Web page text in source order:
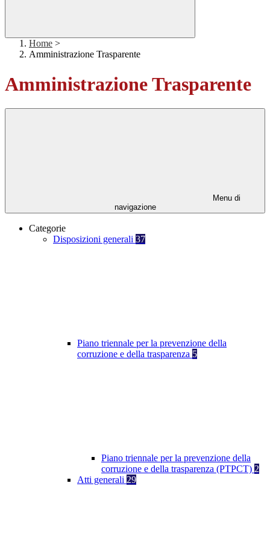
Home >
Amministrazione Trasparente
Amministrazione Trasparente
Menu di
navigazione
Categorie
Disposizioni generali 37
Piano triennale per la prevenzione della
corruzione e della trasparenza 5
Piano triennale per la prevenzione della
corruzione e della trasparenza (PTPCT) 2
Atti generali 29